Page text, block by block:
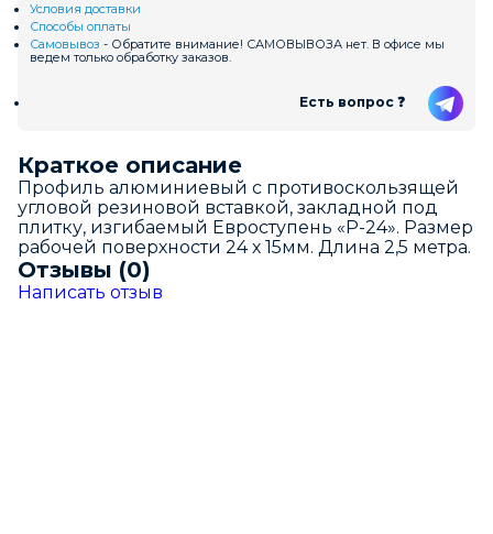
Условия доставки
Способы оплаты
Самовывоз - Обратите внимание! САМОВЫВОЗА нет. В офисе мы
ведем только обработку заказов.
Есть вопрос ❓
Краткое описание
Профиль алюминиевый с противоскользящей
угловой резиновой вставкой, закладной под
плитку, изгибаемый Евроступень «Р-24». Размер
рабочей поверхности 24 х 15мм. Длина 2,5 метра.
Отзывы (0)
Написать отзыв